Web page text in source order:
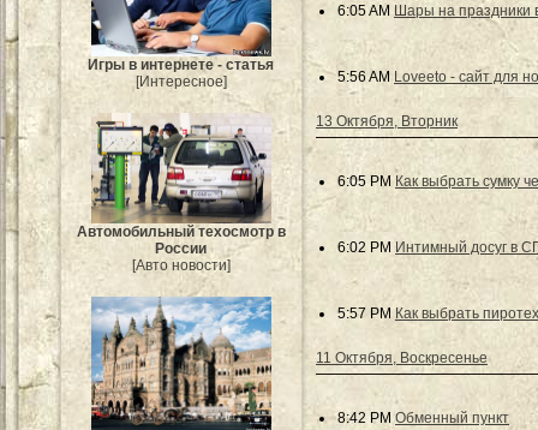
Игры в интернете - статья
[Интересное]
Автомобильный техосмотр в
России
[Авто новости]
6:05 AM Шары на праздники
5:56 AM Loveeto - сайт для
13 Октября, Вторник
6:05 PM Как выбрать сумку
6:02 PM Интимный досуг в
5:57 PM Как выбрать
11 Октября, Воскресенье
8:42 PM Обменный пункт